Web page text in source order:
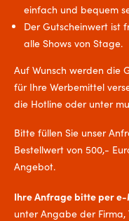
einfach und bequem
Der Gutscheinwert ist
alle Shows von Stage.
Auf Wunsch werden die
für Ihre Werbemittel
die Hotline oder unter
Bitte füllen Sie unser
Bestellwert von 500,-
Angebot.
Ihre Anfrage bitte per
unter Angabe der Firma,